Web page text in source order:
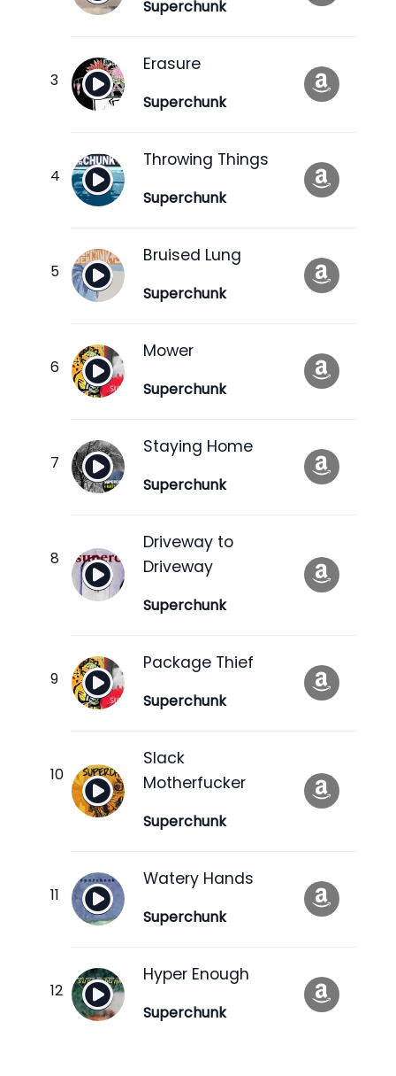
Superchunk
Erasure
Superchunk
Throwing Things
Superchunk
Bruised Lung
Superchunk
Mower
Superchunk
Staying Home
Superchunk
Driveway to
Driveway
Superchunk
Package Thief
Superchunk
Slack
Motherfucker
Superchunk
Watery Hands
Superchunk
Hyper Enough
Superchunk